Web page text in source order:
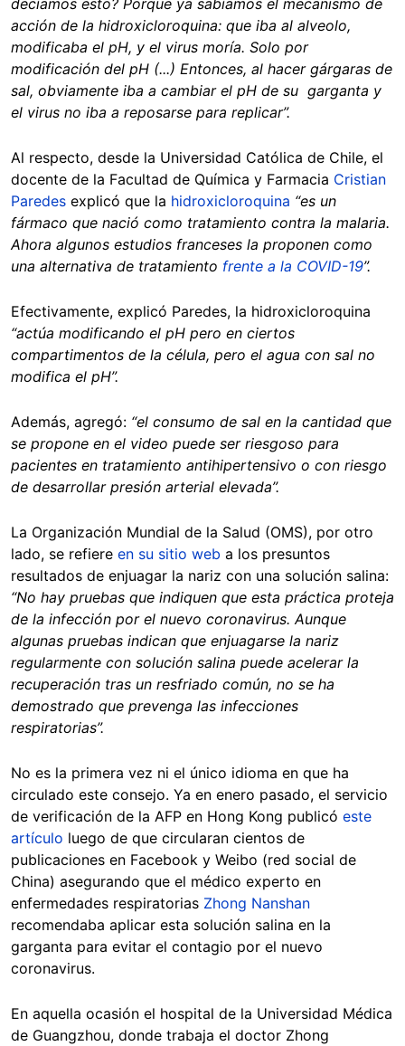
acción de la hidroxicloroquina: que iba al alveolo,
modificaba el pH, y el virus moría. Solo por
modificación del pH (...) Entonces, al hacer gárgaras de
sal, obviamente iba a cambiar el pH de su garganta y
el virus no iba a reposarse para replicar”.
Al respecto, desde la Universidad Católica de Chile, el
docente de la Facultad de Química y Farmacia Cristian
Paredes explicó que la hidroxicloroquina “es un
fármaco que nació como tratamiento contra la malaria.
Ahora algunos estudios franceses la proponen como
una alternativa de tratamiento frente a la COVID-19”.
Efectivamente, explicó Paredes, la hidroxicloroquina
“actúa modificando el pH pero en ciertos
compartimentos de la célula, pero el agua con sal no
modifica el pH”.
Además, agregó: “el consumo de sal en la cantidad que
se propone en el video puede ser riesgoso para
pacientes en tratamiento antihipertensivo o con riesgo
de desarrollar presión arterial elevada”.
La Organización Mundial de la Salud (OMS), por otro
lado, se refiere en su sitio web a los presuntos
resultados de enjuagar la nariz con una solución salina:
“No hay pruebas que indiquen que esta práctica proteja
de la infección por el nuevo coronavirus. Aunque
algunas pruebas indican que enjuagarse la nariz
regularmente con solución salina puede acelerar la
recuperación tras un resfriado común, no se ha
demostrado que prevenga las infecciones
respiratorias”.
No es la primera vez ni el único idioma en que ha
circulado este consejo. Ya en enero pasado, el servicio
de verificación de la AFP en Hong Kong publicó este
artículo luego de que circularan cientos de
publicaciones en Facebook y Weibo (red social de
China) asegurando que el médico experto en
enfermedades respiratorias Zhong Nanshan
recomendaba aplicar esta solución salina en la
garganta para evitar el contagio por el nuevo
coronavirus.
En aquella ocasión el hospital de la Universidad Médica
de Guangzhou, donde trabaja el doctor Zhong